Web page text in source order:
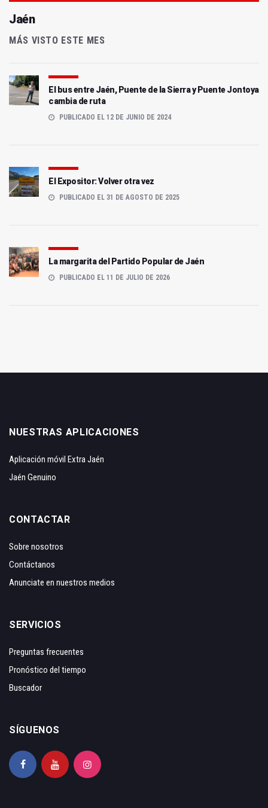
Jaén
MÁS VISTO ESTE MES
El bus entre Jaén, Puente de la Sierra y Puente Jontoya
cambia de ruta
PUBLICADO EL 12 DE JUNIO DE 2024
El Expositor: Volver otra vez
PUBLICADO EL 31 DE AGOSTO DE 2025
La margarita del Partido Popular de Jaén
PUBLICADO EL 11 DE JULIO DE 2026
NUESTRAS APLICACIONES
Aplicación móvil Extra Jaén
Jaén Genuino
CONTACTAR
Sobre nosotros
Contáctanos
Anunciate en nuestros medios
SERVICIOS
Preguntas frecuentes
Pronóstico del tiempo
Buscador
SÍGUENOS